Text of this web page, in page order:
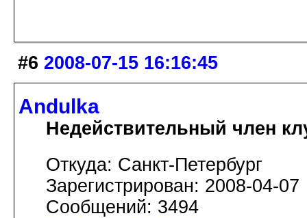
#6 2008-07-15 16:16:45
Andulka
Недействительный член
Откуда: Санкт-Петербург
Зарегистрирован: 2008-04-07
Сообщений: 3494